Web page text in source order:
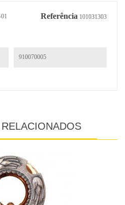
Referência 101031303
910070005